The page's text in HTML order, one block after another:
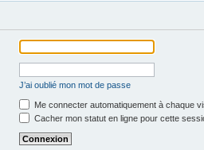
J’ai oublié mon mot de passe
Me connecter automatiquement à chaque
Cacher mon statut en ligne pour cette